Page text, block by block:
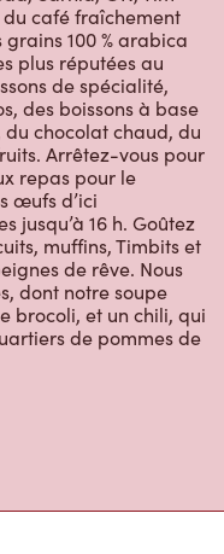
café fraîchement
100 % arabica
plus réputées au
de spécialité,
des boissons à base
du chocolat chaud, du
Arrêtez-vous pour
repas pour le
œufs d’ici
jusqu’à 16 h. Goûtez
muffins, Timbits et
de rêve. Nous
dont notre soupe
brocoli, et un chili, qui
de pommes de